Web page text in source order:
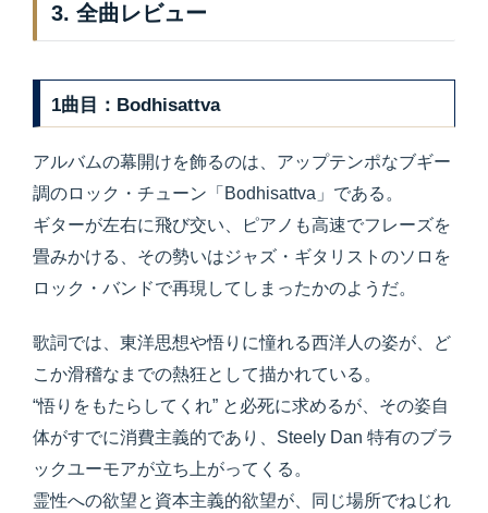
3. 全曲レビュー
1曲目：Bodhisattva
アルバムの幕開けを飾るのは、アップテンポなブギー
調のロック・チューン「Bodhisattva」である。
ギターが左右に飛び交い、ピアノも高速でフレーズを
畳みかける、その勢いはジャズ・ギタリストのソロを
ロック・バンドで再現してしまったかのようだ。
歌詞では、東洋思想や悟りに憧れる西洋人の姿が、ど
こか滑稽なまでの熱狂として描かれている。
“悟りをもたらしてくれ” と必死に求めるが、その姿自
体がすでに消費主義的であり、Steely Dan 特有のブラ
ックユーモアが立ち上がってくる。
霊性への欲望と資本主義的欲望が、同じ場所でねじれ